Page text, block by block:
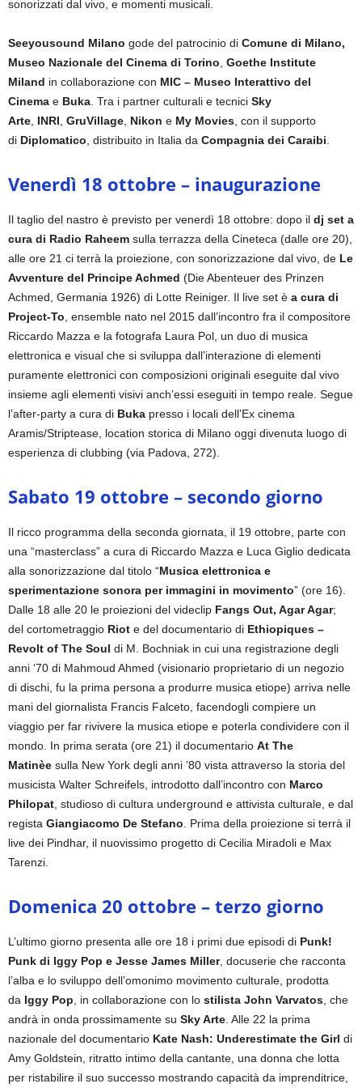
sonorizzati dal vivo, e momenti musicali.
Seeyousound Milano gode del patrocinio di Comune di Milano,
Museo Nazionale del Cinema di Torino Goethe Institute
Miland in collaborazione con MIC – Museo Interattivo del
Cinema e Buka . Tra i partner culturali e tecnici Sky
Arte INRI GruVillage Nikon e My Movies , con il supporto
di Diplomatico , distribuito in Italia da Compagnia dei Caraibi
Venerdì 18 ottobre – inaugurazione
Il taglio del nastro è previsto per venerdì 18 ottobre: dopo il dj set a
cura di Radio Raheem sulla terrazza della Cineteca (dalle ore 20),
alle ore 21 ci terrà la proiezione, con sonorizzazione dal vivo, de Le
Avventure del Principe Achmed (Die Abenteuer des Prinzen
Achmed, Germania 1926) di Lotte Reiniger. Il live set è a cura di
Project-To , ensemble nato nel 2015 dall’incontro fra il compositore
Riccardo Mazza e la fotografa Laura Pol, un duo di musica
elettronica e visual che si sviluppa dall’interazione di elementi
puramente elettronici con composizioni originali eseguite dal vivo
insieme agli elementi visivi anch’essi eseguiti in tempo reale. Segue
l’after-party a cura di Buka presso i locali dell’Ex cinema
Aramis/Striptease, location storica di Milano oggi divenuta luogo di
esperienza di clubbing (via Padova, 272).
Sabato 19 ottobre – secondo giorno
Il ricco programma della seconda giornata, il 19 ottobre, parte con
una “masterclass” a cura di Riccardo Mazza e Luca Giglio dedicata
alla sonorizzazione dal titolo “Musica elettronica e
sperimentazione sonora per immagini in movimento” (ore 16).
Dalle 18 alle 20 le proiezioni del videclip Fangs Out, Agar Agar;
del cortometraggio Riot e del documentario di Ethiopiques –
Revolt of The Soul di M. Bochniak in cui una registrazione degli
anni ‘70 di Mahmoud Ahmed (visionario proprietario di un negozio
di dischi, fu la prima persona a produrre musica etiope) arriva nelle
mani del giornalista Francis Falceto, facendogli compiere un
viaggio per far rivivere la musica etiope e poterla condividere con il
mondo. In prima serata (ore 21) il documentario At The
Matinèe sulla New York degli anni ’80 vista attraverso la storia del
musicista Walter Schreifels, introdotto dall’incontro con Marco
Philopat , studioso di cultura underground e attivista culturale, e dal
regista Giangiacomo De Stefano . Prima della proiezione si terrà il
live dei Pindhar, il nuovissimo progetto di Cecilia Miradoli e Max
Tarenzi.
Domenica 20 ottobre – terzo giorno
L’ultimo giorno presenta alle ore 18 i primi due episodi di Punk!
Punk di Iggy Pop e Jesse James Miller, docuserie che racconta
l’alba e lo sviluppo dell’omonimo movimento culturale, prodotta
da Iggy Pop , in collaborazione con lo stilista John Varvatos , che
andrà in onda prossimamente su Sky Arte . Alle 22 la prima
nazionale del documentario Kate Nash: Underestimate the Girl di
Amy Goldstein, ritratto intimo della cantante, una donna che lotta
per ristabilire il suo successo mostrando capacità da imprenditrice,